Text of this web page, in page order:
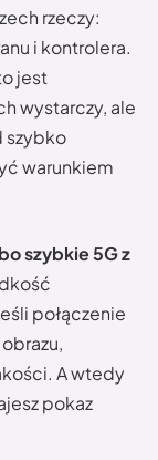
rzeczy:
i kontrolera.
jest
wystarczy, ale
szybko
warunkiem
szybkie 5G z
połączenie
A wtedy
pokaz